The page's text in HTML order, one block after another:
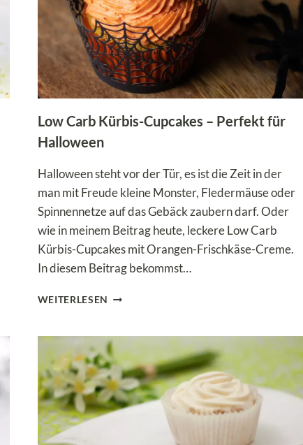
TOLLEN
PARTY-
SNACK!
Low Carb Kürbis-Cupcakes – Perfekt für
Halloween
Halloween steht vor der Tür, es ist die Zeit in der
man mit Freude kleine Monster, Fledermäuse oder
Spinnennetze auf das Gebäck zaubern darf. Oder
wie in meinem Beitrag heute, leckere Low Carb
Kürbis-Cupcakes mit Orangen-Frischkäse-Creme.
In diesem Beitrag bekommst…
WEITERLESEN LOW
CUPCAKES
–
PERFEKT
FÜR
HALLOWEEN